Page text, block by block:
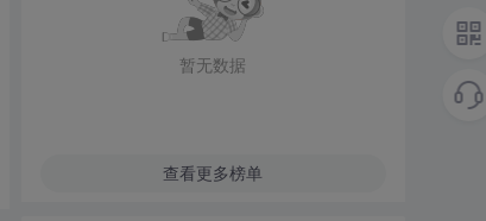
暂无数据
查看更多榜单